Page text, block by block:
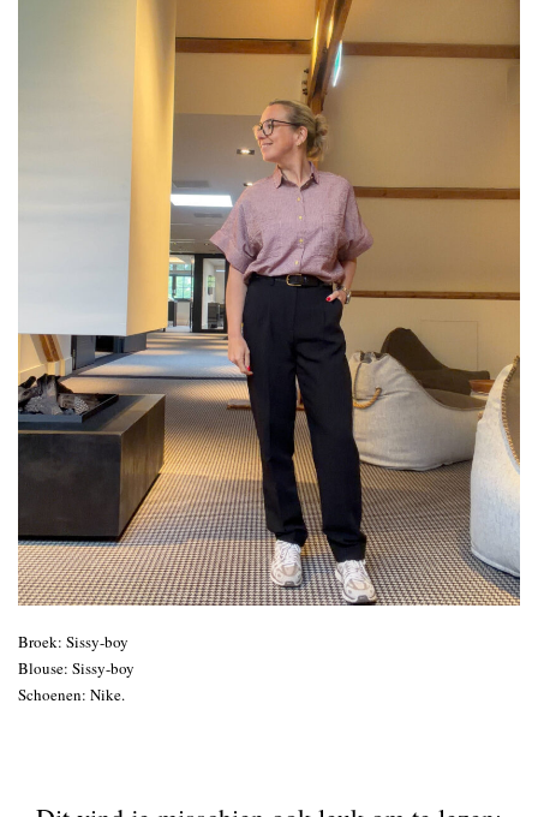
Broek: Sissy-boy
Blouse: Sissy-boy
Schoenen: Nike.